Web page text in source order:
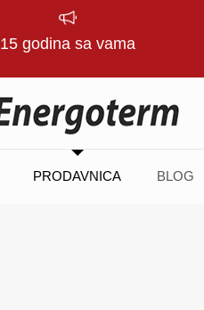
15 godina sa vama
PRODAVNICA BLOG